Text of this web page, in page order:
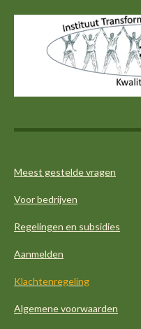
t
s
A
p
p
Meest gestelde vragen
Voor bedrijven
Regelingen en subsidies
Aanmelden
Klachtenregeling
Algemene voorwaarden